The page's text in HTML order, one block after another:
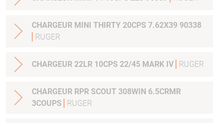
CHARGEUR MINI THIRTY 20CPS 7.62X39 90338
RUGER
CHARGEUR 22LR 10CPS 22/45 MARK IV RUGER
CHARGEUR RPR SCOUT 308WIN 6.5CRMR
3COUPS
RUGER